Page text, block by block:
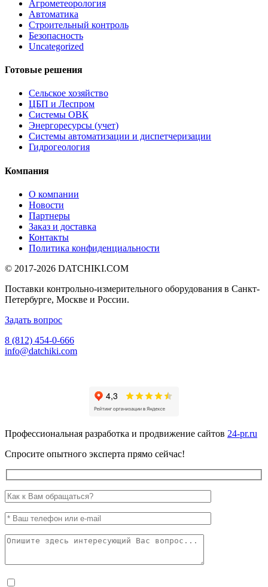
Агрометеорология
Автоматика
Строительный контроль
Безопасность
Uncategorized
Готовые решения
Сельское хозяйство
ЦБП и Леспром
Системы ОВК
Энергоресурсы (учет)
Системы автоматизации и диспетчеризации
Гидрогеология
Компания
О компании
Новости
Партнеры
Заказ и доставка
Контакты
Политика конфиденциальности
© 2017-2026 DATCHIKI.COM
Поставки контрольно-измерительного оборудования в Санкт-
Петербурге, Москве и России.
Задать вопрос
8 (812) 454-0-666
info@datchiki.com
Профессиональная разработка и продвижение сайтов 24-pr.ru
Спросите опытного эксперта прямо сейчас!